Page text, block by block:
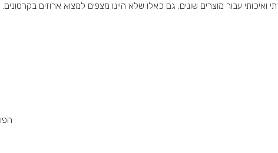
ואיכותי עבור מוצרים שונים, גם כאלו שלא היינו מצפים למצוא ארוזים